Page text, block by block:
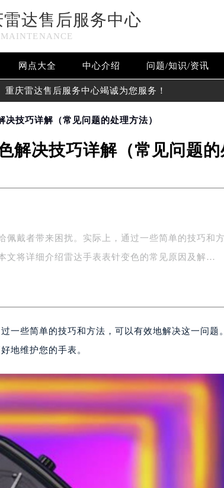
雷达售后服务中心
网点大全 中心介绍 问题/知识/资讯
重庆雷达售后服务中心竭诚为您服务！
决技巧详解（常见问题的处理方法）
解决技巧详解（常见问题的
佩戴者带来困扰。实际上，通过一些简单的技巧和方
文将详细介绍雷达手表表针变色的常见原因及解…
一些简单的技巧和方法，可以有效地解决这一问题
地维护您的手表。